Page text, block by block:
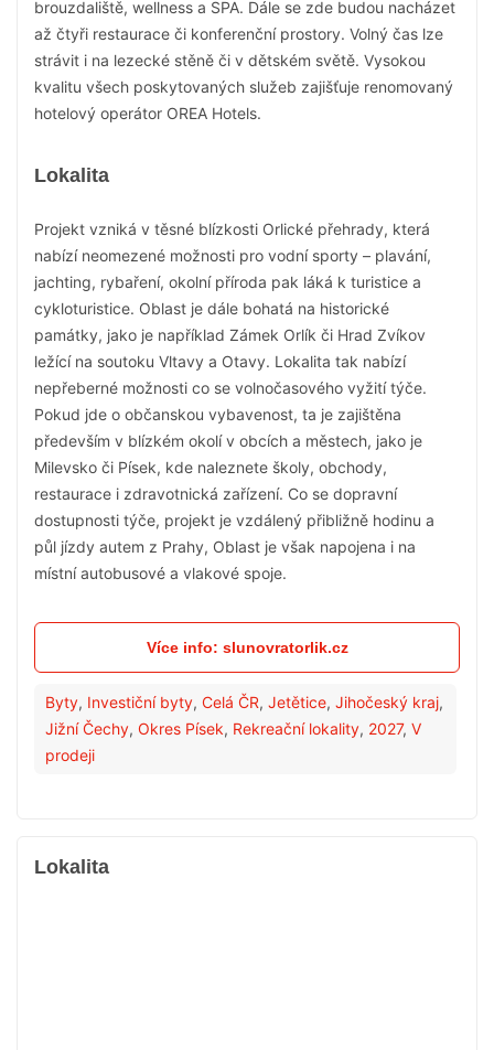
brouzdaliště, wellness a SPA. Dále se zde budou nacházet
až čtyři restaurace či konferenční prostory. Volný čas lze
strávit i na lezecké stěně či v dětském světě. Vysokou
kvalitu všech poskytovaných služeb zajišťuje renomovaný
hotelový operátor OREA Hotels.
Lokalita
Projekt vzniká v těsné blízkosti Orlické přehrady, která
nabízí neomezené možnosti pro vodní sporty – plavání,
jachting, rybaření, okolní příroda pak láká k turistice a
cykloturistice. Oblast je dále bohatá na historické
památky, jako je například Zámek Orlík či Hrad Zvíkov
ležící na soutoku Vltavy a Otavy. Lokalita tak nabízí
nepřeberné možnosti co se volnočasového vyžití týče.
Pokud jde o občanskou vybavenost, ta je zajištěna
především v blízkém okolí v obcích a městech, jako je
Milevsko či Písek, kde naleznete školy, obchody,
restaurace i zdravotnická zařízení. Co se dopravní
dostupnosti týče, projekt je vzdálený přibližně hodinu a
půl jízdy autem z Prahy, Oblast je však napojena i na
místní autobusové a vlakové spoje.
Více info: slunovratorlik.cz
Byty, Investiční byty, Celá ČR, Jetětice, Jihočeský kraj,
Jižní Čechy, Okres Písek, Rekreační lokality, 2027, V
prodeji
Lokalita